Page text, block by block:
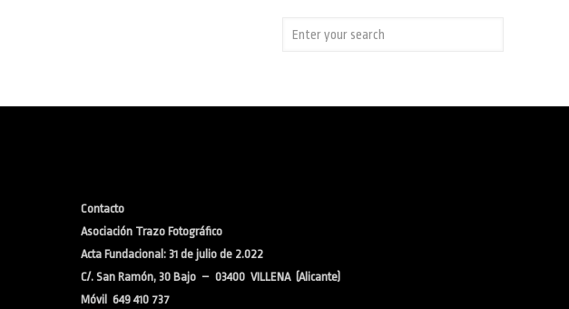
Contacto
Asociación Trazo Fotográfico
Acta Fundacional: 31 de julio de 2.022
C/. San Ramón, 30 Bajo – 03400 VILLENA (Alicante)
Móvil 649 410 737